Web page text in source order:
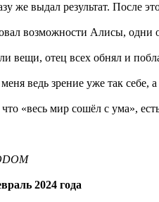
же выдал результат. После
возможности Алисы, одни
вещи, отец всех обнял и
меня ведь зрение уже так
«весь мир сошёл с ума»,
2024 года